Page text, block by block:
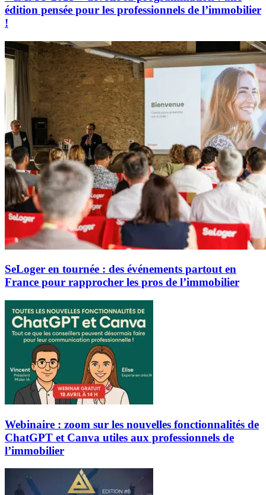
édition pensée pour les professionnels de l’immobilier
!
SeLoger en tournée : des événements partout en
France pour rapprocher les pros de l’immobilier
Webinaire : zoom sur les nouvelles fonctionnalités de
ChatGPT et Canva utiles aux professionnels de
l’immobilier